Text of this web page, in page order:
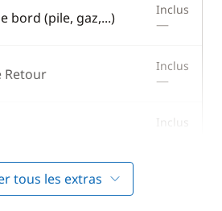
bord (pile, gaz,...) Inclus
—
Retour Inclus
—
Inclus
tous les extras